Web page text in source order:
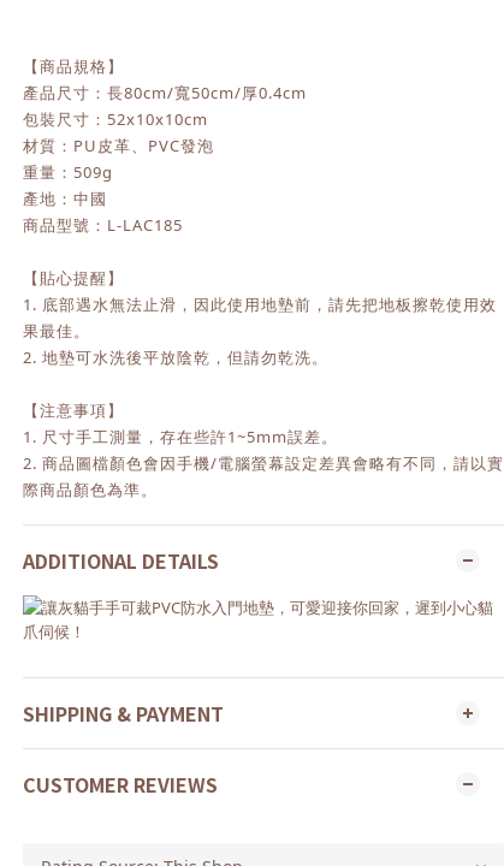
【商品規格】
產品尺寸：長80cm/寬50cm/厚0.4cm
包裝尺寸：52x10x10cm
材質：PU皮革、PVC發泡
重量：509g
產地：中國
商品型號：L-LAC185
【貼心提醒】
1. 底部遇水無法止滑，因此使用地墊前，請先把地板擦乾使用效
果最佳。
2. 地墊可水洗後平放陰乾，但請勿乾洗。
【注意事項】
1. 尺寸手工測量，存在些許1~5mm誤差。
2. 商品圖檔顏色會因手機/電腦螢幕設定差異會略有不同，請以實
際商品顏色為準。
ADDITIONAL DETAILS
SHIPPING & PAYMENT
CUSTOMER REVIEWS